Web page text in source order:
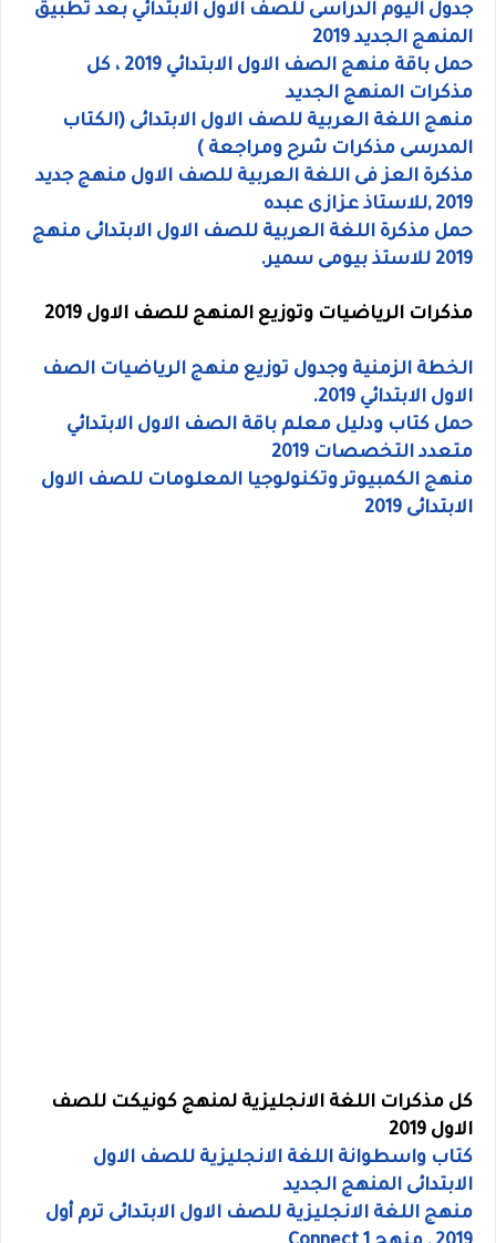
جدول اليوم الدراسى للصف الاول الابتدائي بعد تطبيق
المنهج الجديد 2019
حمل باقة منهج الصف الاول الابتدائي 2019 ، كل
مذكرات المنهج الجديد
منهج اللغة العربية للصف الاول الابتدائى (الكتاب
المدرسى مذكرات شرح ومراجعة )
مذكرة العز فى اللغة العربية للصف الاول منهج جديد
2019 ,للاستاذ عزازى عبده
حمل مذكرة اللغة العربية للصف الاول الابتدائى منهج
2019 للاستذ بيومى سمير.
مذكرات الرياضيات وتوزيع المنهج للصف الاول 2019
الخطة الزمنية وجدول توزيع منهج الرياضيات الصف
الاول الابتدائي 2019.
حمل كتاب ودليل معلم باقة الصف الاول الابتدائي
متعدد التخصصات 2019
منهج الكمبيوتر وتكنولوجيا المعلومات للصف الاول
الابتدائى 2019
كل مذكرات اللغة الانجليزية لمنهج كونيكت للصف
الاول 2019
كتاب واسطوانة اللغة الانجليزية للصف الاول
الابتدائى المنهج الجديد
منهج اللغة الانجليزية للصف الاول الابتدائى ترم أول